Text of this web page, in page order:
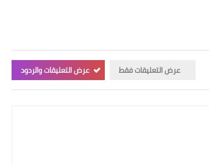
عرض التعليقات فقط عرض التعليقات والردود